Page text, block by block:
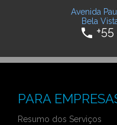
Avenida
Bela
phone
PARA
Resumo dos Serviços